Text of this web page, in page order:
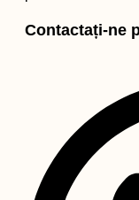
Contactați-ne